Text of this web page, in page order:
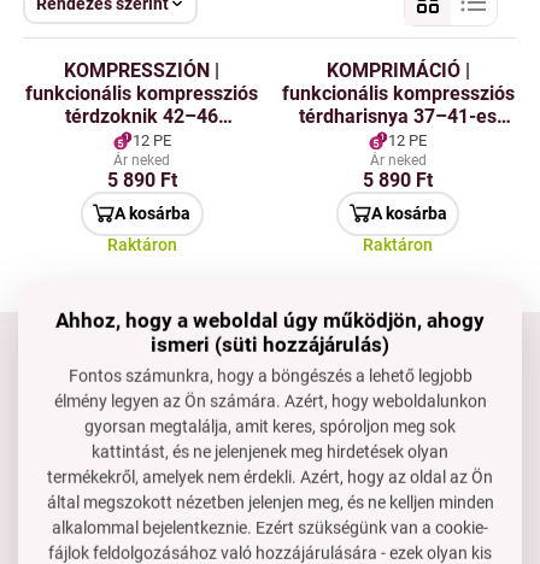
Rendezés szerint
KOMPRESSZIÓN |
funkcionális kompressziós
térdzoknik 42–46
méretben |
teljesítménytámogatás &
enyhülés a lábaknak
12 PE
Ár neked
5 890 Ft
A kosárba
Raktáron
KOMPRIMÁCIÓ |
funkcionális kompressziós
térdharisnya 37–41-es
méretben | sporthoz,
utazáshoz és
regenerálódáshoz
12 PE
Ár neked
5 890 Ft
A kosárba
Raktáron
Tartsd velünk a kapcsolatot
Készséggel állunk rendelkezésedre, ha segítségre van
szükséged.
rendeles@dedraclub.hu
+3614451772
H–P: 8-15 óra
Ahhoz, hogy a weboldal úgy működjön, ahogy
ismeri (süti hozzájárulás)
Fontos számunkra, hogy a böngészés a lehető legjobb
élmény legyen az Ön számára. Azért, hogy weboldalunkon
gyorsan megtalálja, amit keres, spóroljon meg sok
kattintást, és ne jelenjenek meg hirdetések olyan
termékekről, amelyek nem érdekli. Azért, hogy az oldal az Ön
által megszokott nézetben jelenjen meg, és ne kelljen minden
alkalommal bejelentkeznie. Ezért szükségünk van a cookie-
fájlok feldolgozásához való hozzájárulására - ezek olyan kis